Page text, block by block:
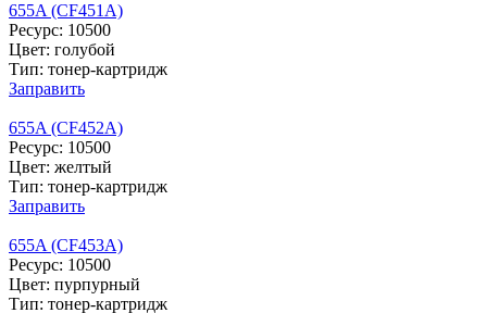
655A (CF451A)
Ресурс: 10500
Цвет: голубой
Тип: тонер-картридж
Заправить
655A (CF452A)
Ресурс: 10500
Цвет: желтый
Тип: тонер-картридж
Заправить
655A (CF453A)
Ресурс: 10500
Цвет: пурпурный
Тип: тонер-картридж